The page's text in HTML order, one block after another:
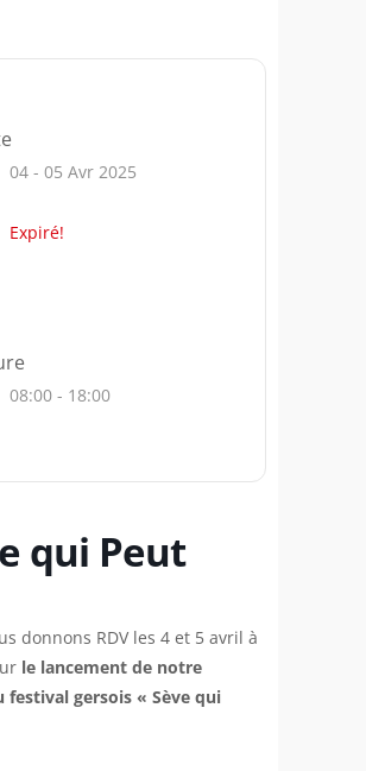
04 - 05 Avr 2025
Expiré!
08:00 - 18:00
qui Peut
donnons RDV les 4 et 5 avril à
le lancement de notre
festival gersois « Sève qui